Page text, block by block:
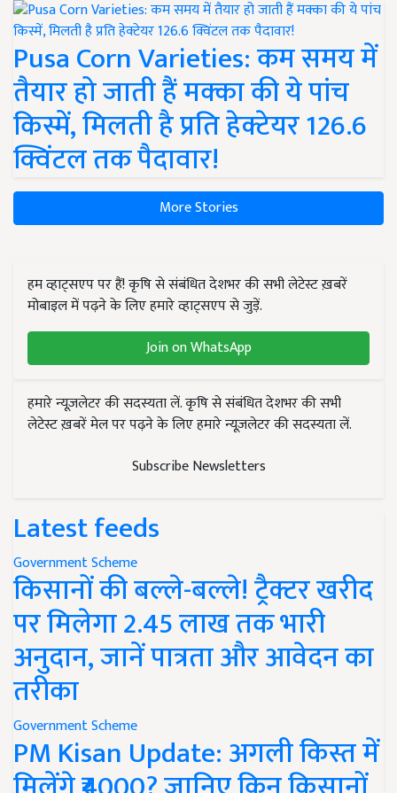
Pusa Corn Varieties: कम समय में
तैयार हो जाती हैं मक्का की ये पांच
किस्में, मिलती है प्रति हेक्टेयर 126.6
क्विंटल तक पैदावार!
More Stories
हम व्हाट्सएप पर हैं! कृषि से संबंधित देशभर की सभी लेटेस्ट ख़बरें
मोबाइल में पढ़ने के लिए हमारे व्हाट्सएप से जुड़ें.
Join on WhatsApp
हमारे न्यूज़लेटर की सदस्यता लें. कृषि से संबंधित देशभर की सभी
लेटेस्ट ख़बरें मेल पर पढ़ने के लिए हमारे न्यूज़लेटर की सदस्यता लें.
Subscribe Newsletters
Latest feeds
Government Scheme
किसानों की बल्ले-बल्ले! ट्रैक्टर खरीद
पर मिलेगा 2.45 लाख तक भारी
अनुदान, जानें पात्रता और आवेदन का
तरीका
Government Scheme
PM Kisan Update: अगली किस्त में